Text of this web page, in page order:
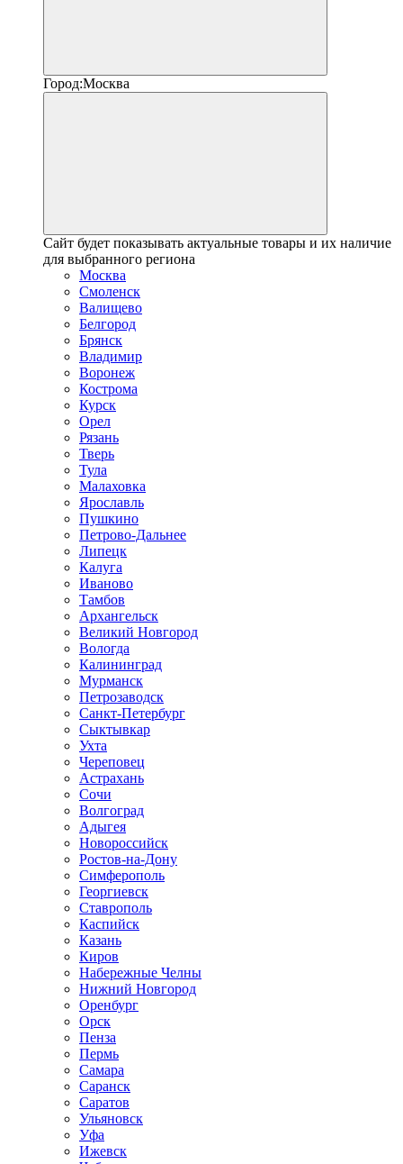
Город:Москва
Сайт будет показывать актуальные товары и их наличие
для выбранного региона
Москва
Смоленск
Валищево
Белгород
Брянск
Владимир
Воронеж
Кострома
Курск
Орел
Рязань
Тверь
Тула
Малаховка
Ярославль
Пушкино
Петрово-Дальнее
Липецк
Калуга
Иваново
Тамбов
Архангельск
Великий Новгород
Вологда
Калининград
Мурманск
Петрозаводск
Санкт-Петербург
Сыктывкар
Ухта
Череповец
Астрахань
Сочи
Волгоград
Адыгея
Новороссийск
Ростов-на-Дону
Симферополь
Георгиевск
Ставрополь
Каспийск
Казань
Киров
Набережные Челны
Нижний Новгород
Оренбург
Орск
Пенза
Пермь
Самара
Саранск
Саратов
Ульяновск
Уфа
Ижевск